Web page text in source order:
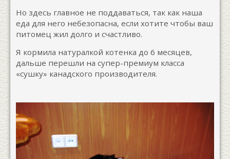
Но здесь главное не поддаваться, так как наша
еда для него небезопасна, если хотите чтобы ваш
питомец жил долго и счастливо.
Я кормила натуралкой котенка до 6 месяцев,
дальше перешли на супер-премиум класса
«сушку» канадского производителя.